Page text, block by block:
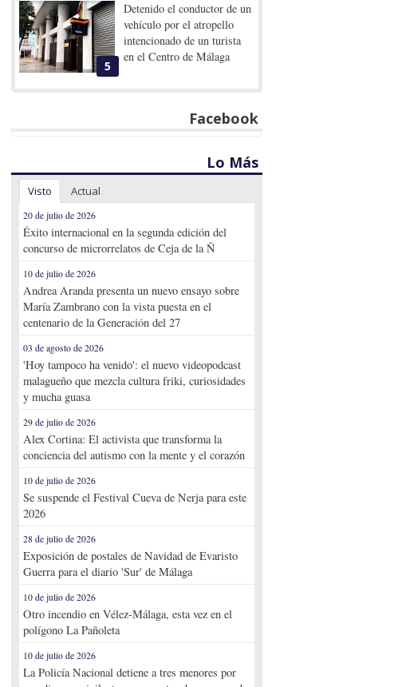
5
Detenido el conductor de un
vehículo por el atropello
intencionado de un turista
en el Centro de Málaga
Facebook
Lo Más
Visto Actual
20 de julio de 2026
Éxito internacional en la segunda edición del
concurso de microrrelatos de Ceja de la Ñ
10 de julio de 2026
Andrea Aranda presenta un nuevo ensayo sobre
María Zambrano con la vista puesta en el
centenario de la Generación del 27
03 de agosto de 2026
'Hoy tampoco ha venido': el nuevo videopodcast
malagueño que mezcla cultura friki, curiosidades
y mucha guasa
29 de julio de 2026
Alex Cortina: El activista que transforma la
conciencia del autismo con la mente y el corazón
10 de julio de 2026
Se suspende el Festival Cueva de Nerja para este
2026
28 de julio de 2026
Exposición de postales de Navidad de Evaristo
Guerra para el diario 'Sur' de Málaga
10 de julio de 2026
Otro incendio en Vélez-Málaga, esta vez en el
polígono La Pañoleta
10 de julio de 2026
La Policía Nacional detiene a tres menores por